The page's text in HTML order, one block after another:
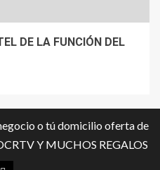
DE LA FUNCIÓN DEL
o tú domicilio oferta de
Y MUCHOS REGALOS